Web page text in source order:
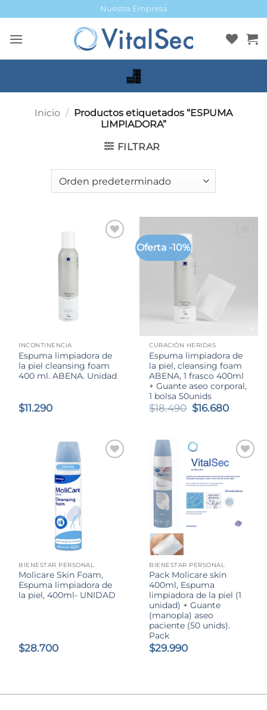
al
contenido
Nuestra Empresa
Inicio / Productos etiquetados “ESPUMA
LIMPIADORA”
FILTRAR
INCONTINENCIA
Espuma limpiadora de
la piel cleansing foam
400 ml. ABENA. Unidad
$11.290
Oferta -10%
CURACIÓN HERIDAS
Espuma limpiadora de
la piel, cleansing foam
ABENA, 1 frasco 400ml
+ Guante aseo corporal,
1 bolsa 50unids
$18.490 El
$18.490.
$16.680El
es:
BIENESTAR PERSONAL
Molicare Skin Foam,
Espuma limpiadora de
la piel, 400ml- UNIDAD
$28.700
BIENESTAR PERSONAL
Pack Molicare skin
400ml, Espuma
limpiadora de la piel (1
unidad) + Guante
(manopla) aseo
paciente (50 unids).
Pack
$29.990